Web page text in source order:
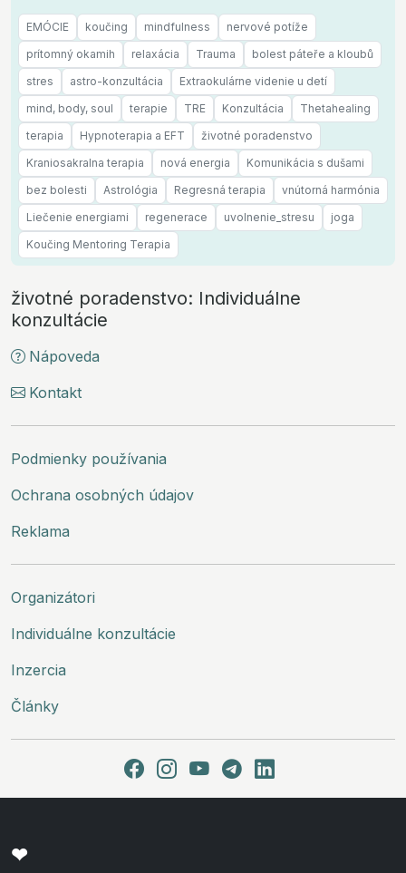
EMÓCIE koučing mindfulness
nervové potíže
prítomný okamih
relaxácia Trauma
bolest páteře a kloubů
stres
astro-konzultácia
Extraokulárne videnie u detí
mind, body, soul
terapie TRE Konzultácia
Thetahealing
terapia
Hypnoterapia a EFT
životné poradenstvo
Kraniosakralna terapia
nová energia
Komunikácia s dušami
bez bolesti
Astrológia Regresná terapia
vnútorná harmónia
Liečenie energiami
regenerace uvolnenie_stresu
joga
Koučing Mentoring Terapia
životné poradenstvo: Individuálne
konzultácie
Nápoveda
Kontakt
Podmienky používania
Ochrana osobných údajov
Reklama
Organizátori
Individuálne konzultácie
Inzercia
Články
❤